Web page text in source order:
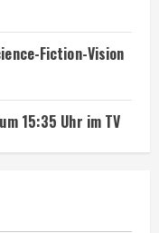
Fiction-Vision
15:35 Uhr im TV